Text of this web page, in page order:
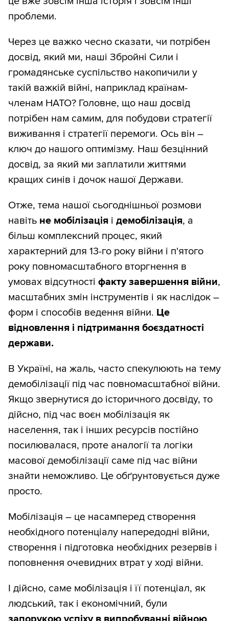
проблеми.
Через це важко чесно сказати, чи потрібен
досвід, який ми, наші Збройні Сили і
громадянське суспільство накопичили у
такій важкій війні, наприклад країнам-
членам НАТО? Головне, що наш досвід
потрібен нам самим, для побудови стратегії
виживання і стратегії перемоги. Ось він –
ключ до нашого оптимізму. Наш безцінний
досвід, за який ми заплатили життями
кращих синів і дочок нашої Держави.
Отже, тема нашої сьогоднішньої розмови
навіть не мобілізація і демобілізація, а
більш комплексний процес, який
характерний для 13-го року війни і п'ятого
року повномасштабного вторгнення в
умовах відсутності факту завершення війни,
масштабних змін інструментів і як наслідок –
форм і способів ведення війни. Це
відновлення і підтримання боєздатності
держави.
В Україні, на жаль, часто спекулюють на тему
демобілізації під час повномасштабної війни.
Якщо звернутися до історичного досвіду, то
дійсно, під час воєн мобілізація як
населення, так і інших ресурсів постійно
посилювалася, проте аналогії та логіки
масової демобілізації саме під час війни
знайти неможливо. Це обґрунтовується дуже
просто.
Мобілізація – це насамперед створення
необхідного потенціалу напередодні війни,
створення і підготовка необхідних резервів і
поповнення очевидних втрат у ході війни.
І дійсно, саме мобілізація і її потенціал, як
людський, так і економічний, були